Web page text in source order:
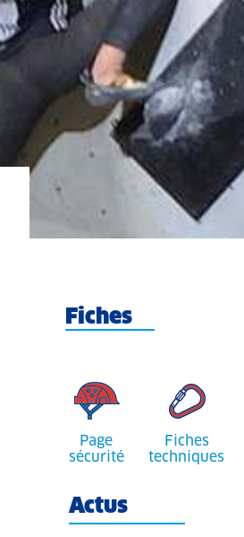
Fiches
Page
sécurité
Fiches
techniques
Actus